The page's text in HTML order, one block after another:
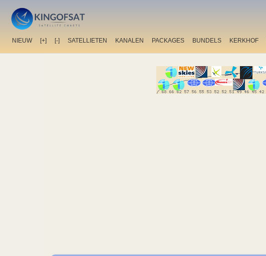
NIEUW [+] [-] SATELLIETEN KANALEN PACKAGES BUNDELS KERKHOF